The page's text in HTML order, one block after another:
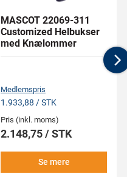
MASCOT 22069-311
Customized Helbukser
med Knælommer
Medlemspris
1.933,88 / STK
Pris (inkl. moms)
2.148,75 / STK
Se mere